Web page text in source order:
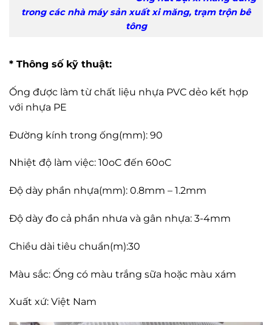
trong các nhà máy sản xuất xi măng, trạm trộn bê
tông
* Thông số kỹ thuật:
Ống được làm từ chất liệu nhựa PVC dẻo kết hợp
với nhựa PE
Đường kính trong ống(mm): 90
Nhiệt độ làm việc: 10oC đến 60oC
Độ dày phần nhựa(mm): 0.8mm – 1.2mm
Độ dày đo cả phần nhưa và gân nhựa: 3-4mm
Chiều dài tiêu chuẩn(m):30
Màu sắc: Ống có màu trắng sữa hoặc màu xám
Xuất xứ: Việt Nam